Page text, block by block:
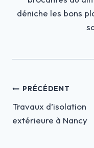
déniche les bons
Navigation
de
PRÉCÉDENT
Travaux d’isolation
extérieure à Nancy